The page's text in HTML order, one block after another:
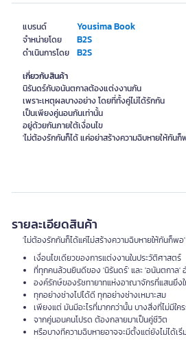
แบรนด์ Yousima Book
จำหน่ายโดย B2S
ดำเนินการโดย B2S
เกี่ยวกับสินค้า
นิรันดร์กับอนันตกาลต้องแต่งงานกัน
เพราะเหตุผลบางอย่าง โดยที่ทั้งคู่ไม่ได้รักกัน
เป็นเพียงคู่นอนกันเท่านั้น
อยู่ด้วยกันภายใต้เงื่อนไข
'ไม่ต้องรักกันก็ได้ แค่อย่าสร้างความฉิบหายให้กันก็
รายละเอียดสินค้า
'ไม่ต้องรักกันก็ได้แค่ไม่สร้างความฉิบหายให้กันก็พอ'
เงื่อนไขเดียวของการแต่งงานในประวัติศาสตร์
ที่ทุกคนล้วนยินดีของ 'นิรันดร์' และ 'อนันตกาล'
องค์รักษ์ของรัชทายาทแห่งอาณาจักรที่แสนยิ่ง
ทุกอย่างช่างไปได้ดี ทุกอย่างช่างเหมาะสม
เพียงแต่ มันมีอะไรที่มากกว่านั้น บางสิ่งที่ไม่มีใค
จากคู่นอนคนโปรด ต้องกลายมาเป็นคู่ชีวิต
หรือบางทีความฉิบหายอาจจะมีตั้งแต่ยังไม่ได้เริ่